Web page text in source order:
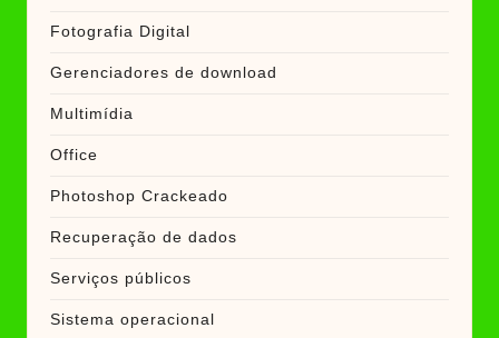
Fotografia Digital
Gerenciadores de download
Multimídia
Office
Photoshop Crackeado
Recuperação de dados
Serviços públicos
Sistema operacional